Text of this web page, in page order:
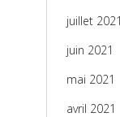
juillet 2021
juin 2021
mai 2021
avril 2021